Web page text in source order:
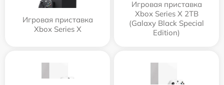
Игровая приставка
Xbox Series X
Игровая приставка
Xbox Series X 2TB
(Galaxy Black Special
Edition)